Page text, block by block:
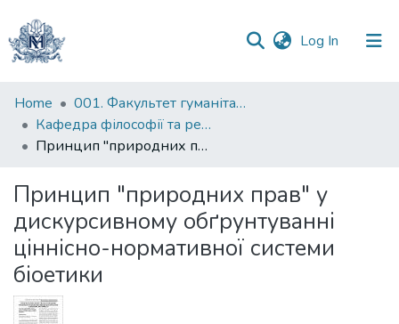
Log In (current)
Communities
&
Collections
Statistics
Home
001. Факультет гуманітарних наук
Кафедра філософії та релігієзнавства
Принцип "природних прав" у дискурсивному обґрунтуванні ціннісно-нормативної системи біоетики
Принцип "природних прав" у
дискурсивному обґрунтуванні
ціннісно-нормативної системи
біоетики